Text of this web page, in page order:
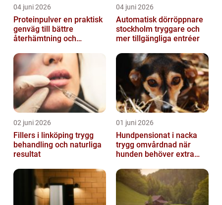
04 juni 2026
Proteinpulver en praktisk
genväg till bättre
återhämtning och
04 juni 2026
Automatisk dörröppnare
stockholm tryggare och
mer tillgängliga entréer
02 juni 2026
Fillers i linköping trygg
behandling och naturliga
resultat
01 juni 2026
Hundpensionat i nacka
trygg omvårdnad när
hunden behöver extra